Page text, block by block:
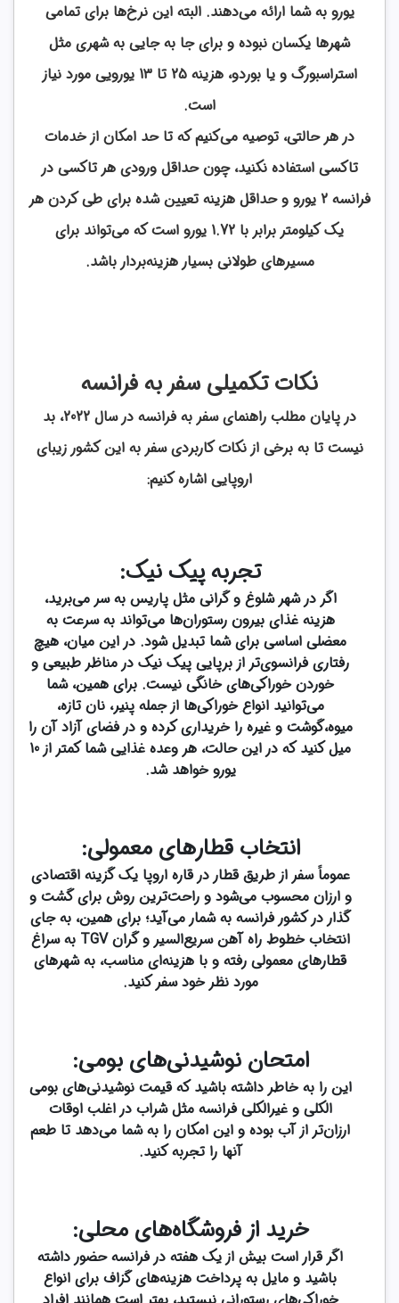
یورو به شما ارائه می‌دهند. البته این نرخ‌ها برای تمامی
شهرها یکسان نبوده و برای جا به جایی به شهری مثل
استراسبورگ و یا بوردو، هزینه 25 تا 13 یورویی مورد نیاز
است.
در هر حالتی، توصیه می‌کنیم که تا حد امکان از خدمات
تاکسی استفاده نکنید، چون حداقل ورودی هر تاکسی در
فرانسه 2 یورو و حداقل هزینه تعیین شده برای طی کردن هر
یک کیلومتر برابر با 1.72 یورو است که می‌تواند برای
مسیرهای طولانی بسیار هزینه‌بردار باشد.
نکات تکمیلی سفر به فرانسه
در پایان مطلب راهنمای سفر به فرانسه در سال 2022، بد
نیست تا به برخی از نکات کاربردی سفر به این کشور زیبای
اروپایی اشاره کنیم:
تجربه پیک نیک:
اگر در شهر شلوغ و گرانی مثل پاریس به سر می‌برید،
هزینه غذای بیرون رستوران‌ها می‌تواند به سرعت به
معضلی اساسی برای شما تبدیل شود. در این میان، هیچ
رفتاری فرانسوی‌تر از برپایی پیک نیک در مناظر طبیعی و
خوردن خوراکی‌های خانگی نیست. برای همین، شما
می‌توانید انواع خوراکی‌ها از جمله پنیر، نان تازه،
میوه،گوشت و غیره را خریداری کرده و در فضای آزاد آن را
میل کنید که در این حالت، هر وعده غذایی شما کمتر از 10
یورو خواهد شد.
انتخاب قطارهای معمولی:
عموماً سفر از طریق قطار در قاره اروپا یک گزینه اقتصادی
و ارزان محسوب می‌شود و راحت‌ترین روش برای گشت و
گذار در کشور فرانسه به شمار می‌آید؛ برای همین، به جای
انتخاب خطوط راه آهن سریع‌السیر و گران TGV به سراغ
قطارهای معمولی رفته و با هزینه‌ای مناسب، به شهرهای
مورد نظر خود سفر کنید.
امتحان نوشیدنی‌های بومی:
این را به خاطر داشته باشید که قیمت نوشیدنی‌های بومی
الکلی و غیرالکلی فرانسه مثل شراب در اغلب اوقات
ارزان‌تر از آب بوده و این امکان را به شما می‌دهد تا طعم
آنها را تجربه کنید.
خرید از فروشگاه‌های محلی:
اگر قرار است بیش از یک هفته در فرانسه حضور داشته
باشید و مایل به پرداخت هزینه‌های گزاف برای انواع